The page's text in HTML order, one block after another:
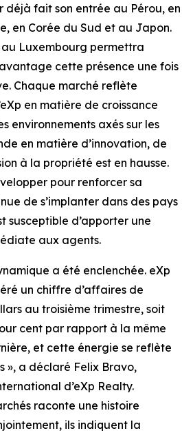
déjà fait son entrée au Pérou, en
en Corée du Sud et au Japon.
Luxembourg permettra
cette présence une fois
Chaque marché reflète
en matière de croissance
environnements axés sur les
en matière d’innovation, de
à la propriété est en hausse.
pour renforcer sa
de s’implanter dans des pays
susceptible d’apporter une
aux agents.
a été enclenchée. eXp
un chiffre d’affaires de
au troisième trimestre, soit
cent par rapport à la même
et cette énergie se reflète
», a déclaré Felix Bravo,
d’eXp Realty.
raconte une histoire
ils indiquent la